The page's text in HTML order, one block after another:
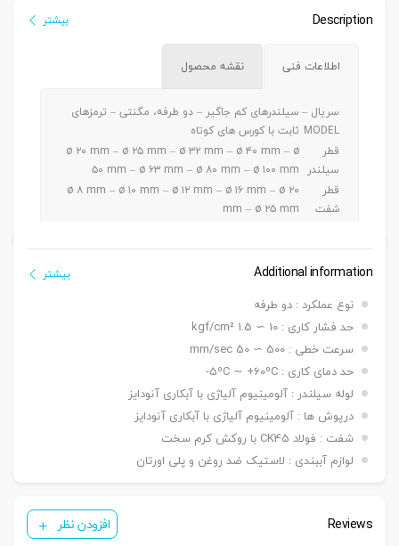
Description بیشتر
اطلاعات فنی نقشه محصول
سریال –
MODEL
سیلندرهای کم جاگیر – دو طرفه، مگنتی – ترمزهای
ثابت با کورس های کوتاه
قطر
سیلندر
ø ۲۰ mm – ø ۲۵ mm – ø ۳۲ mm – ø ۴۰ mm – ø
۵۰ mm – ø ۶۳ mm – ø ۸۰ mm – ø ۱۰۰ mm
قطر
شفت
ø ۸ mm – ø ۱۰ mm – ø ۱۲ mm – ø ۱۶ mm – ø ۲۰
mm – ø ۲۵ mm
~ 50 mm / ø ۶۳-۸۰-۱۰۰mm a 5 ~ 100 mm
دنده
دنده ماندگی ,دنده نری
بست
نصبی
شاخه مادگی Y – بست چشمی FI – بست شناور FC
سنسور KT 33 R
تعداد
سنسور
یک عدد ,دو عدد
Additional information
نوع عملکرد : دو طرفه
حد فشار کاری : 10 ∼ 1.5 kgf/cm²
سرعت خطی : 500 ∼ 50 mm/sec
حد دمای کاری : 5ºC ∼ +60ºC-
لوله سیلندر : آلومینیوم آلیاژی با آبکاری آنودایز
درپوش ها : آلومینیوم آلیاژی با آبکاری آنودایز
شفت : فولاد CK45 با روکش کرم سخت
لوازم آببندی : لاستیک ضد روغن و پلی اورتان
بیشتر
Reviews افزودن نظر